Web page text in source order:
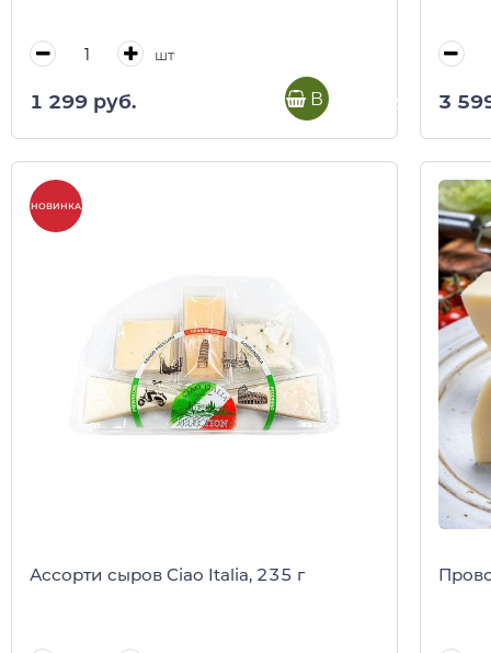
шт
1 299 руб. В корзину 3
НОВИНКА
Ассорти сыров Ciao Italia, 235 г